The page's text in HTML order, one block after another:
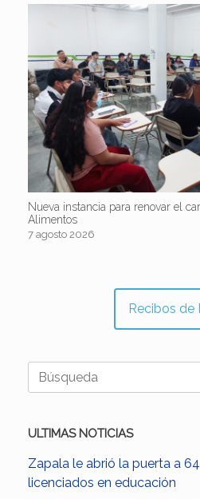
Nueva instancia para renovar el
Alimentos
7 agosto 2026
Recibos de
Buscar:
ULTIMAS NOTICIAS
Zapala le abrió la puerta a
licenciados en educación